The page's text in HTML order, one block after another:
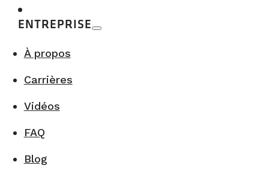
ENTREPRISE
À propos
Carrières
Vidéos
FAQ
Blog